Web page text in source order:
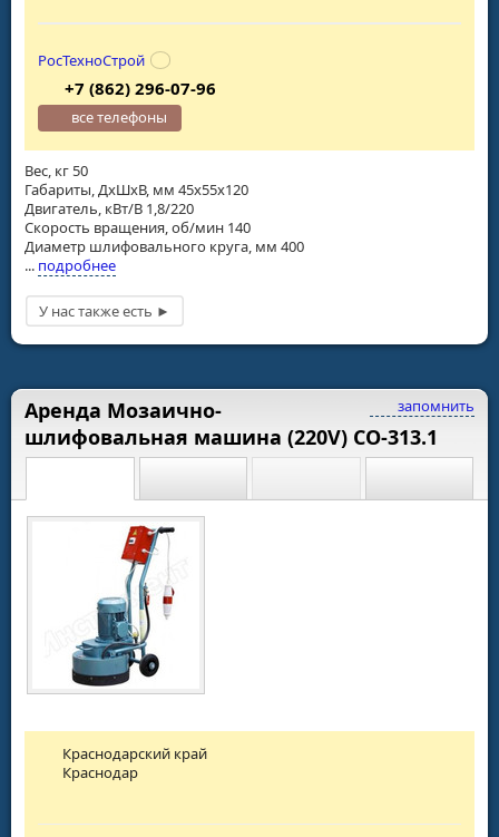
Вес, кг 50
Габариты, ДхШхВ, мм 45x55x120
Двигатель, кВт/В 1,8/220
Скорость вращения, об/мин 140
Диаметр шлифовального круга, мм 400
... подробнее
РосТехноСтрой
+7 (862) 296-07-96
все телефоны
запомнить
Аренда Мозаично-
шлифовальная машина (220V) СО-313.1
Краснодарский край
Краснодар